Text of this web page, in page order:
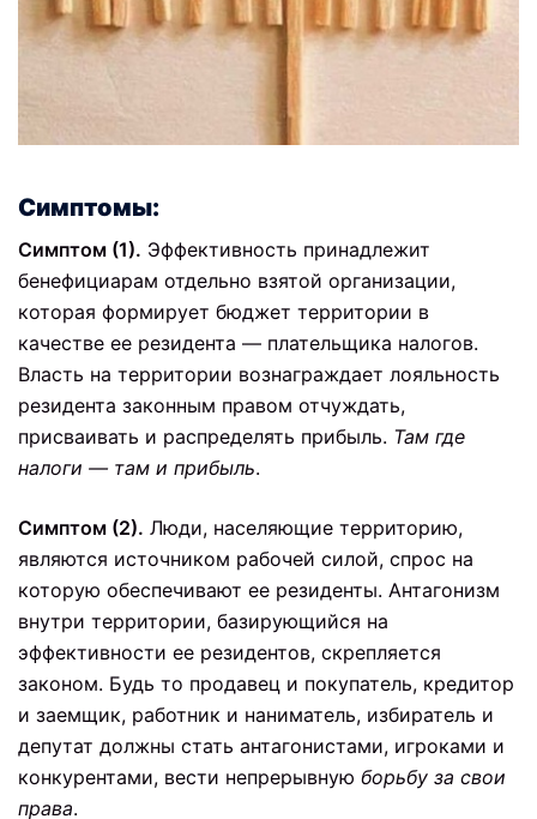
Симптомы:
Симптом (1). Эффективность принадлежит
бенефициарам отдельно взятой организации,
которая формирует бюджет территории в
качестве ее резидента — плательщика налогов.
Власть на территории вознаграждает лояльность
резидента законным правом отчуждать,
присваивать и распределять прибыль. Там где
налоги — там и прибыль.
Симптом (2). Люди, населяющие территорию,
являются источником рабочей силой, спрос на
которую обеспечивают ее резиденты. Антагонизм
внутри территории, базирующийся на
эффективности ее резидентов, скрепляется
законом. Будь то продавец и покупатель, кредитор
и заемщик, работник и наниматель, избиратель и
депутат должны стать антагонистами, игроками и
конкурентами, вести непрерывную борьбу за свои
права.